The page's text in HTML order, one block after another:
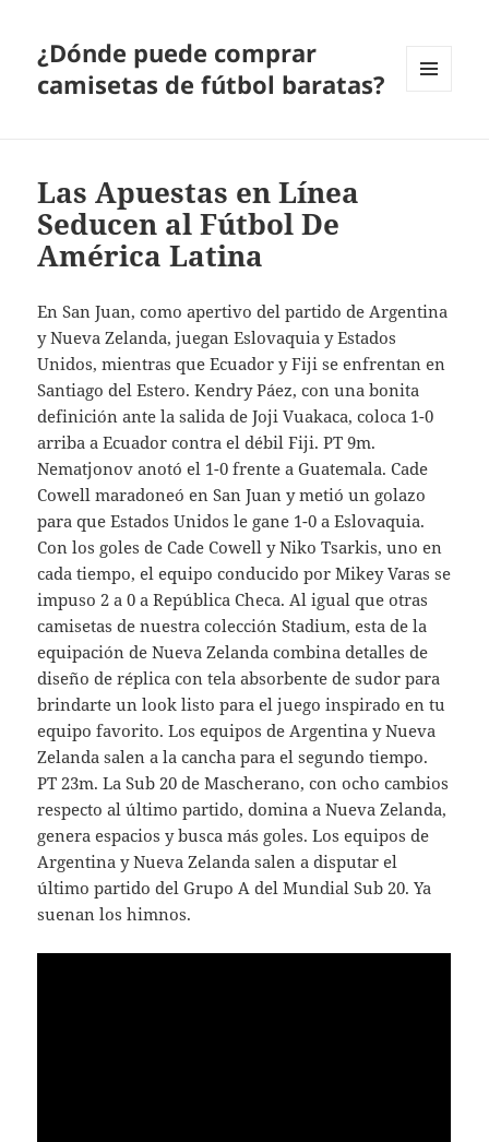
¿Dónde puede comprar
camisetas de fútbol baratas?
Las Apuestas en Línea
Seducen al Fútbol De
América Latina
En San Juan, como apertivo del partido de Argentina
y Nueva Zelanda, juegan Eslovaquia y Estados
Unidos, mientras que Ecuador y Fiji se enfrentan en
Santiago del Estero. Kendry Páez, con una bonita
definición ante la salida de Joji Vuakaca, coloca 1-0
arriba a Ecuador contra el débil Fiji. PT 9m.
Nematjonov anotó el 1-0 frente a Guatemala. Cade
Cowell maradoneó en San Juan y metió un golazo
para que Estados Unidos le gane 1-0 a Eslovaquia.
Con los goles de Cade Cowell y Niko Tsarkis, uno en
cada tiempo, el equipo conducido por Mikey Varas se
impuso 2 a 0 a República Checa. Al igual que otras
camisetas de nuestra colección Stadium, esta de la
equipación de Nueva Zelanda combina detalles de
diseño de réplica con tela absorbente de sudor para
brindarte un look listo para el juego inspirado en tu
equipo favorito. Los equipos de Argentina y Nueva
Zelanda salen a la cancha para el segundo tiempo.
PT 23m. La Sub 20 de Mascherano, con ocho cambios
respecto al último partido, domina a Nueva Zelanda,
genera espacios y busca más goles. Los equipos de
Argentina y Nueva Zelanda salen a disputar el
último partido del Grupo A del Mundial Sub 20. Ya
suenan los himnos.